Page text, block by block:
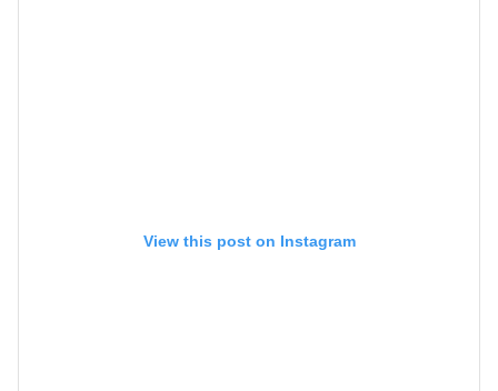
View this post on Instagram